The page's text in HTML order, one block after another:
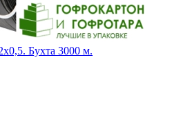
Бухта 3000 м.